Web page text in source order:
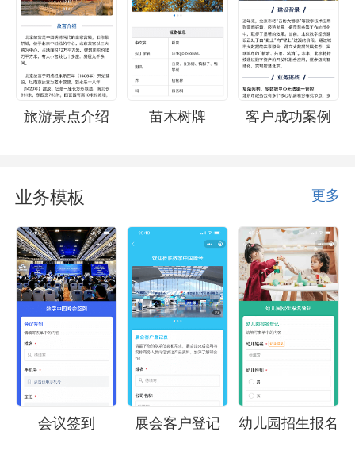
旅游景点介绍 苗木树牌 客户成功案例
业务模板 更多
会议签到 展会客户登记 幼儿园招生报名